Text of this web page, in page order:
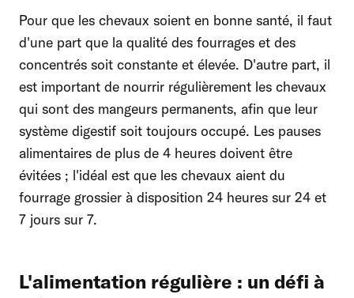
Pour que les chevaux soient en bonne santé, il faut
d'une part que la qualité des fourrages et des
concentrés soit constante et élevée. D'autre part, il
est important de nourrir régulièrement les chevaux
qui sont des mangeurs permanents, afin que leur
système digestif soit toujours occupé. Les pauses
alimentaires de plus de 4 heures doivent être
évitées ; l'idéal est que les chevaux aient du
fourrage grossier à disposition 24 heures sur 24 et
7 jours sur 7.
L'alimentation régulière : un défi à